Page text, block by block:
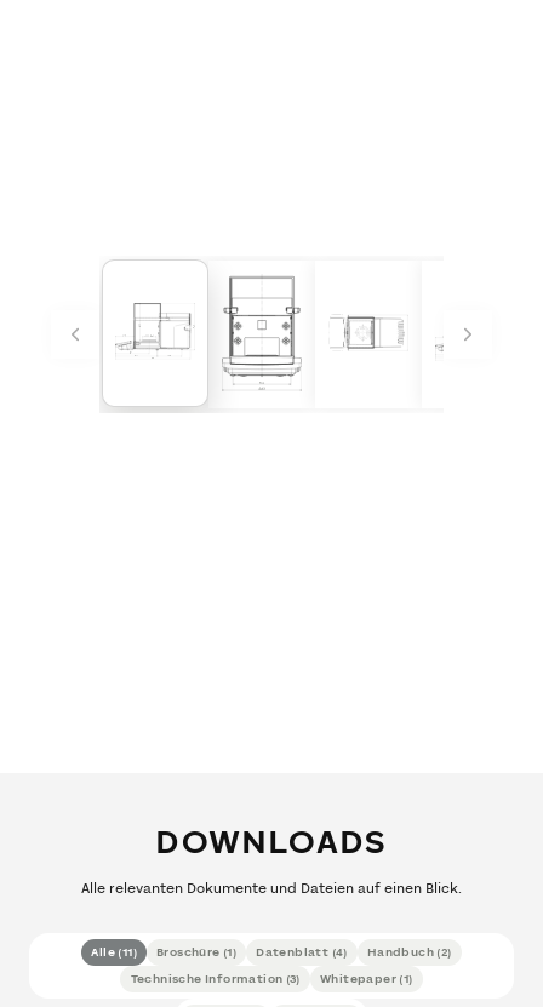
DOWNLOADS
Alle relevanten Dokumente und Dateien auf einen Blick.
Alle(11) Broschüre (1) Datenblatt (4) Handbuch (2)
Technische Information (3) Whitepaper(1)